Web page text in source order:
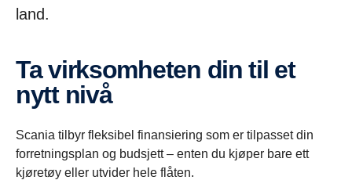
land.
Ta virksomheten din til et
nytt nivå
Scania tilbyr fleksibel finansiering som er tilpasset din
forretningsplan og budsjett – enten du kjøper bare ett
kjøretøy eller utvider hele flåten.